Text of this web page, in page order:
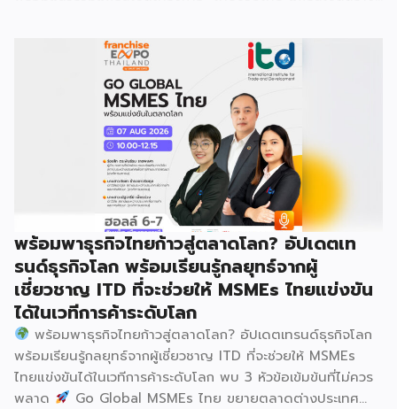
รวมกว่า 250 บูธ บนพื้นที่ 15,000 ตารางเมตร หวังเป็นทาง
เลือกสร้างรายได้เพิ่มและพยุงเศรษฐกิจไทยให้ฟื้นตัว เสิร์ฟครบ
จบในงานด้วยสินเชื่อ และทำเลทองทั่วประเทศ พร้อมเสวนาให้
ความรู้โดยผู้ทรงคุณวุฒิคับคั่ง และกิจกรรมเจรจาจับคู่ธุรกิจทั้งใน
และต่างประเทศ งานจัดต่อเนื่องระหว่างวันที่ 6-9 สิงหาคมนี้ ที่
ฮอลล์ 6-8 อิมแพ็คเมืองทองธานี คาดเม็ดเงินสะพัดในงานราว
220 ล้านบาท นายพูนพงษ์ นัยนาภากรณ์ อธิบดีกรมพัฒนา
ธุรกิจการค้า กระทรวงพาณิชย์ กล่าวว่า งาน ” Franchise Expo
Thailand & Thailand E-Commerce Selection Expo
(TESE 2026) เป็นเวทีแสดงธุรกิจแฟรนไชส์และโซลูชั่นส์แบบครบ
วงจร […]
พร้อมพาธุรกิจไทยก้าวสู่ตลาดโลก? อัปเดตเท
รนด์ธุรกิจโลก พร้อมเรียนรู้กลยุทธ์จากผู้
เชี่ยวชาญ ITD ที่จะช่วยให้ MSMEs ไทยแข่งขัน
ได้ในเวทีการค้าระดับโลก
พร้อมพาธุรกิจไทยก้าวสู่ตลาดโลก? อัปเดตเทรนด์ธุรกิจโลก
พร้อมเรียนรู้กลยุทธ์จากผู้เชี่ยวชาญ ITD ที่จะช่วยให้ MSMEs
ไทยแข่งขันได้ในเวทีการค้าระดับโลก พบ 3 หัวข้อเข้มข้นที่ไม่ควร
พลาด
Go Global MSMEs ไทย ขยายตลาดต่างประเทศ